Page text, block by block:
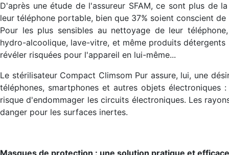
D'après une étude de l'assureur SFAM, ce sont plus de
leur téléphone portable, bien que 37% soient conscient
Pour les plus sensibles au nettoyage de leur
hydro-alcoolique, lave-vitre, et même produits
révéler risquées pour l'appareil en lui-même...
Le stérilisateur Compact Climsom Pur assure, lui, une
téléphones, smartphones et autres objets électroniques
risque d'endommager les circuits électroniques. Les
danger pour les surfaces inertes.